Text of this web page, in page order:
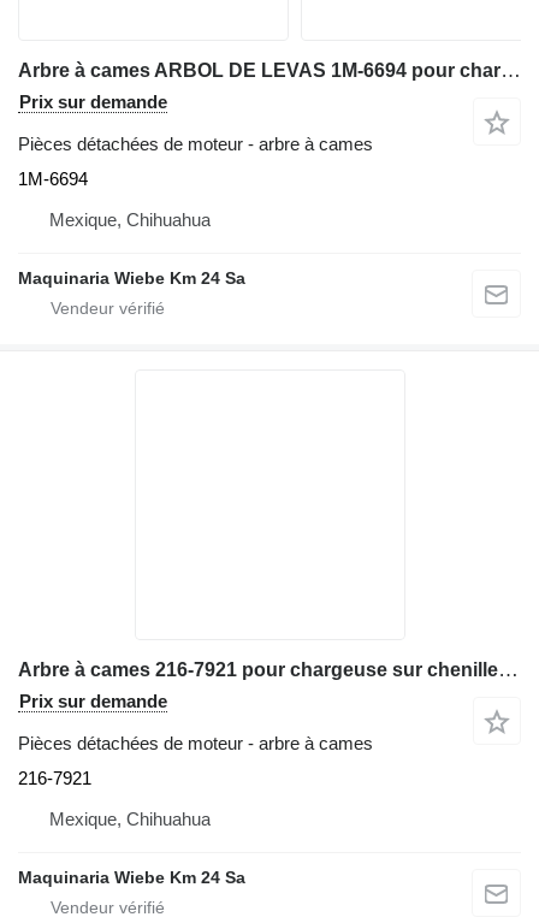
Arbre à cames ARBOL DE LEVAS 1M-6694 pour chargeuse sur chenilles Caterpillar 977
Prix sur demande
Pièces détachées de moteur - arbre à cames
1M-6694
Mexique, Chihuahua
Maquinaria Wiebe Km 24 Sa
Arbre à cames 216-7921 pour chargeuse sur chenilles Caterpillar 963C
Prix sur demande
Pièces détachées de moteur - arbre à cames
216-7921
Mexique, Chihuahua
Maquinaria Wiebe Km 24 Sa